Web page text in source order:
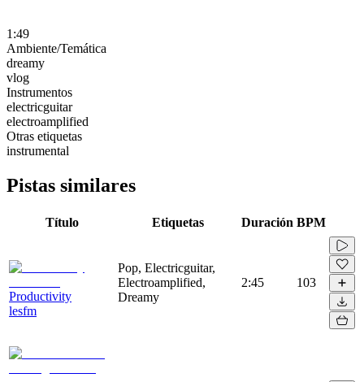
1:49
Ambiente/Temática
dreamy
vlog
Instrumentos
electricguitar
electroamplified
Otras etiquetas
instrumental
Pistas similares
Título Etiquetas Duración BPM
Productivity
lesfm
Pop, Electricguitar,
Electroamplified,
Dreamy
2:45 103